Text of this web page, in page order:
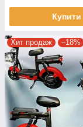
Купити
Хит продаж –18%